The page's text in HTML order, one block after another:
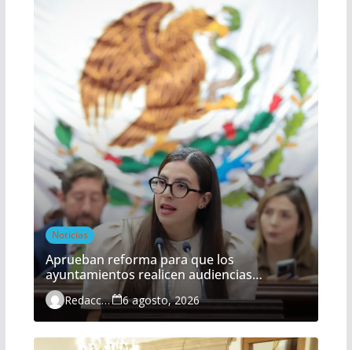
Noticias
Aprueban reforma para que los
ayuntamientos realicen audiencias
ciudadanas de manera obligatoria
Redacción 6 agosto, 2026